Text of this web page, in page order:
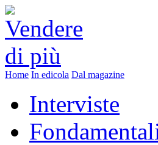
Home In edicola Dal magazine
Interviste